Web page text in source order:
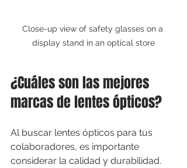
Close-up view of safety glasses on a
display stand in an optical store
¿Cuáles son las mejores
marcas de lentes ópticos?
Al buscar lentes ópticos para tus
colaboradores, es importante
considerar la calidad y durabilidad.